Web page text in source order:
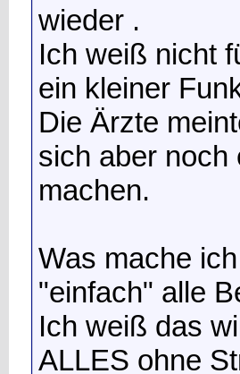
wieder .
Ich weiß nicht
ein kleiner
Die Ärzte
sich aber noch
machen.
Was mache
"einfach" alle
Ich weiß das
ALLES ohne